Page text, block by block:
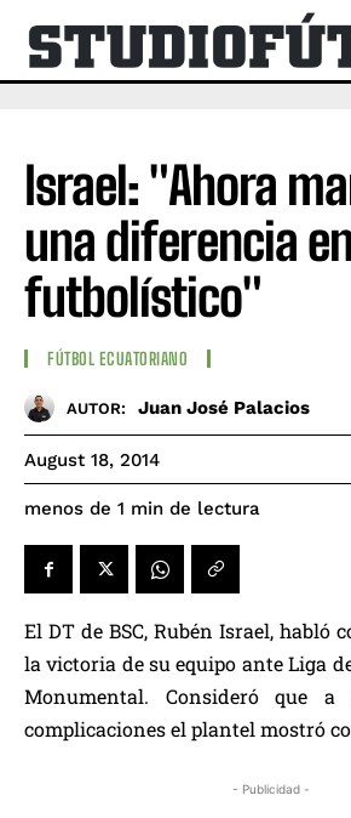
Israel: "Ahora
una diferencia
futbolístico"
FÚTBOL ECUATORIANO
AUTOR: Juan José Palacios
August 18, 2014
menos de 1 min de lectura
El DT de BSC, Rubén Israel, habló
la victoria de su equipo ante Liga
Monumental. Consideró que a
complicaciones el plantel mostró
- Publicidad -